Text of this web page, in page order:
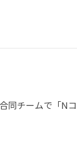
同チームで「N